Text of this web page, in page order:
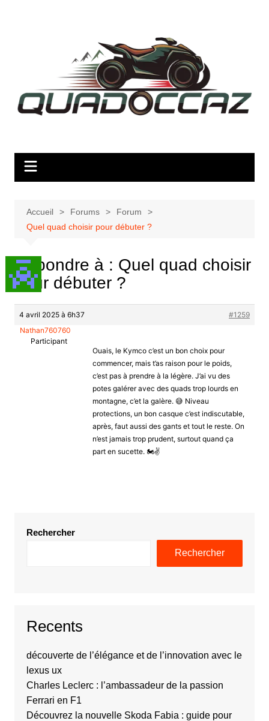
Accueil Forums
Forum
Quel quad choisir pour débuter ?
Répondre à : Quel quad choisir
pour débuter ?
4 avril 2025 à 6h37
#1259
Nathan760760
Participant
Ouais, le Kymco c’est un bon choix pour
commencer, mais t’as raison pour le poids,
c’est pas à prendre à la légère. J’ai vu des
potes galérer avec des quads trop lourds en
montagne, c’et la galère. 😅 Niveau
protections, un bon casque c’est indiscutable,
après, faut aussi des gants et tout le reste. On
n’est jamais trop prudent, surtout quand ça
part en sucette. 🏍️✌️
Rechercher
Rechercher
Recents
découverte de l’élégance et de l’innovation avec le
lexus ux
Charles Leclerc : l’ambassadeur de la passion
Ferrari en F1
Découvrez la nouvelle Skoda Fabia : guide pour